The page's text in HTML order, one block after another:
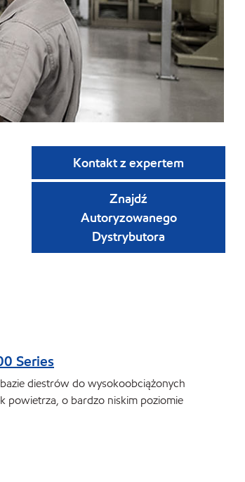
Kontakt z expertem
Znajdź
Autoryzowanego
Dystrybutora
Series
diestrów do wysokoobciążonych
powietrza, o bardzo niskim poziomie